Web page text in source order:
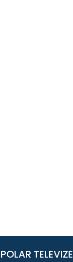
POLAR TELEVIZE